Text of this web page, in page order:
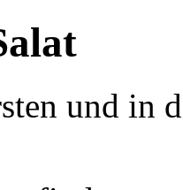
und in